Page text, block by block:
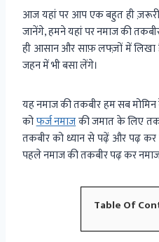
आज यहां पर आप एक बहुत ही
जानेंगे, हमने यहां पर नमाज की
ही आसान और साफ़ लफ्ज़ों में
जहन में भी बसा लेंगे।
यह नमाज की तकबीर हम सब
कोफर्ज नमाजकी जमात के लिए
तकबीर को ध्यान से पढ़ें और पढ़
पहले नमाज की तकबीर पढ़ कर
Table Of